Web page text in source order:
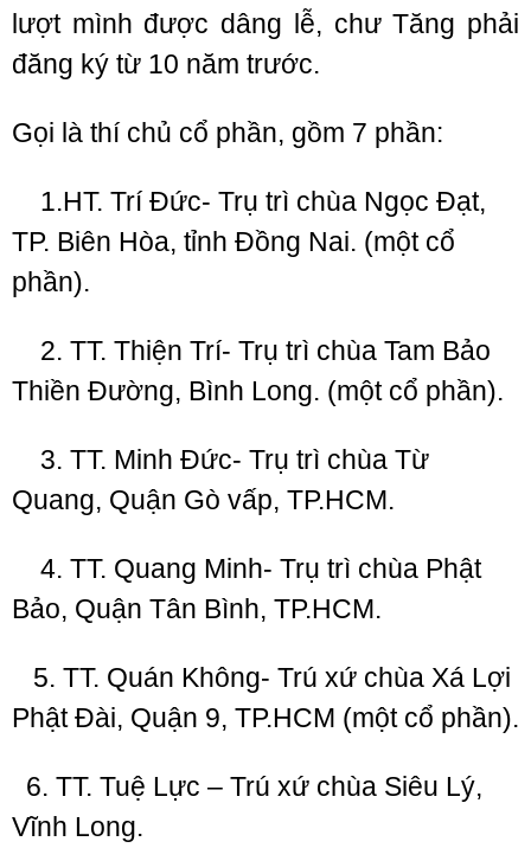
lượt mình được dâng lễ, chư Tăng phải
đăng ký từ 10 năm trước.
Gọi là thí chủ cổ phần, gồm 7 phần:
1.HT. Trí Đức- Trụ trì chùa Ngọc Đạt,
TP. Biên Hòa, tỉnh Đồng Nai. (một cổ
phần).
2. TT. Thiện Trí- Trụ trì chùa Tam Bảo
Thiền Đường, Bình Long. (một cổ phần).
3. TT. Minh Đức- Trụ trì chùa Từ
Quang, Quận Gò vấp, TP.HCM.
4. TT. Quang Minh- Trụ trì chùa Phật
Bảo, Quận Tân Bình, TP.HCM.
5. TT. Quán Không- Trú xứ chùa Xá Lợi
Phật Đài, Quận 9, TP.HCM (một cổ phần).
6. TT. Tuệ Lực – Trú xứ chùa Siêu Lý,
Vĩnh Long.